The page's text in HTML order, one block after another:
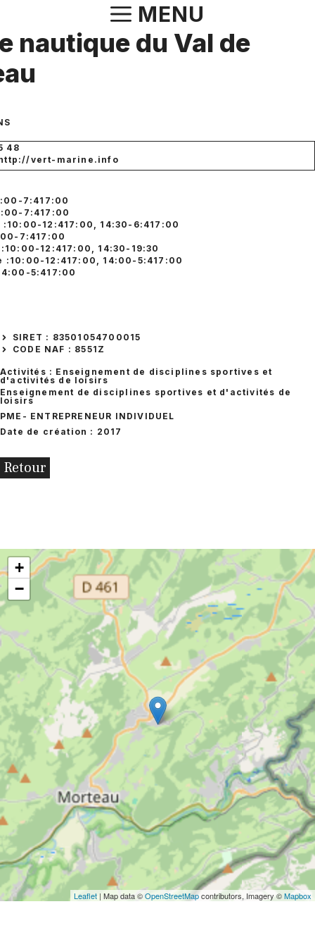
contenu
MENU
nautique du Val de
48
vert-marine.info
7:417:00
7:417:00
12:417:00, 14:30-6:417:00
7:417:00
12:417:00, 14:30-19:30
:10:00-12:417:00, 14:00-5:417:00
5:417:00
SIRET : 83501054700015
CODE NAF : 8551Z
Activités : Enseignement de disciplines sportives et
d'activités de loisirs
Enseignement de disciplines sportives et d'activités de
loisirs
PME - ENTREPRENEUR INDIVIDUEL
Date de création : 2017
Retour
+
−
Leaflet | Map data ©OpenStreetMapcontributors, Imagery ©Mapbox